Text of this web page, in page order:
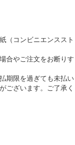
（コンビニエンススト
合やご注文をお断りす
期限を過ぎても未払い
ございます。ご了承く